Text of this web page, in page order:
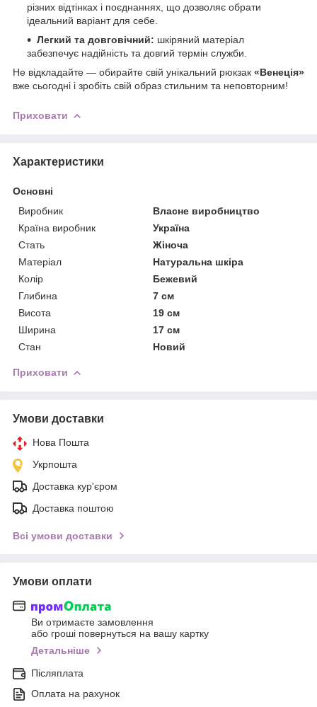
різних відтінках і поєднаннях, що дозволяє обрати
ідеальний варіант для себе.
Легкий та довговічний: шкіряний матеріал
забезпечує надійність та довгий термін служби.
Не відкладайте — обирайте свій унікальний рюкзак «Венеція»
вже сьогодні і зробіть свій образ стильним та неповторним!
Приховати
Характеристики
Основні
Виробник
Власне виробництво
Країна виробник
Україна
Стать
Жіноча
Матеріал
Натуральна шкіра
Колір
Бежевий
Глибина
7 см
Висота
19 см
Ширина
17 см
Стан
Новий
Приховати
Умови доставки
Нова Пошта
Укрпошта
Доставка кур'єром
Доставка поштою
Всі умови доставки
Умови оплати
Ви отримаєте замовлення
або гроші повернуться на вашу картку
Детальніше
Післяплата
Оплата на рахунок